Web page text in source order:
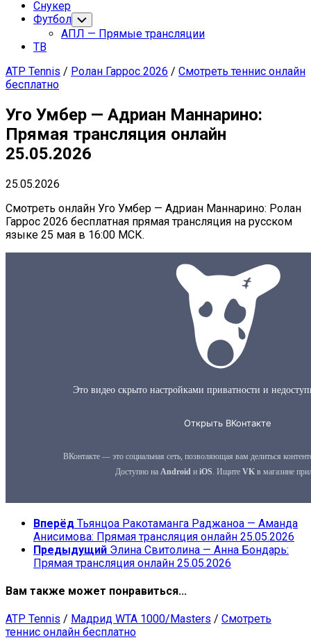
Снукер
Футбол Переключатель
дочернего
меню
АПЛ — Прямые трансляции
ТВ
ATP Tennis / Ролан Гаррос 2026 / Смотреть теннис онлайн
бесплатно
Уго Умбер — Адриан Маннарино:
Прямая трансляция онлайн
25.05.2026
25.05.2026
Смотреть онлайн Уго Умбер — Адриан Маннарино: Ролан
Гаррос 2026 бесплатная прямая трансляция на русском
языке 25 мая в 16:00 МСК.
Вперёд Тьянцоа Ракотаманга Раджаноа — Аманда
Анисимова: Прямая трансляция онлайн 25.05.2026
Предыдущий Элина Свитолина — Анна Бондарь:
Прямая трансляция онлайн 25.05.2026
Вам также может понравиться...
ATP Tennis / Мадрид WTA 1000/Masters / Смотреть
теннис онлайн бесплатно